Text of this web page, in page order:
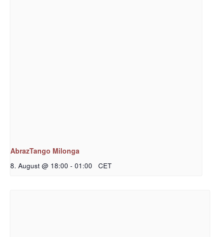
AbrazTango Milonga
8. August @ 18:00 - 01:00 CET